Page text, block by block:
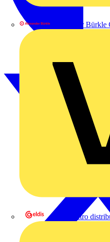
Alexander
eldis electro